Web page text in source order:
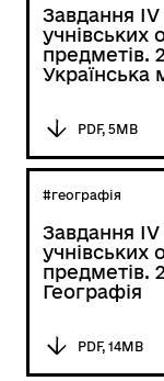
Завдання
учнівських
предметів.
Українська
PDF, 5MB
#географія
Завдання
учнівських
предметів.
Географія
PDF, 14MB